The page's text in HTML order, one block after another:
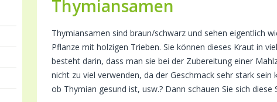
Thymiansamen
Thymiansamen sind braun/schwarz und sehen eigentlich
Pflanze mit holzigen Trieben. Sie können dieses Kraut in
besteht darin, dass man sie bei der Zubereitung einer
nicht zu viel verwenden, da der Geschmack sehr stark
ob Thymian gesund ist, usw.? Dann schauen Sie sich diese